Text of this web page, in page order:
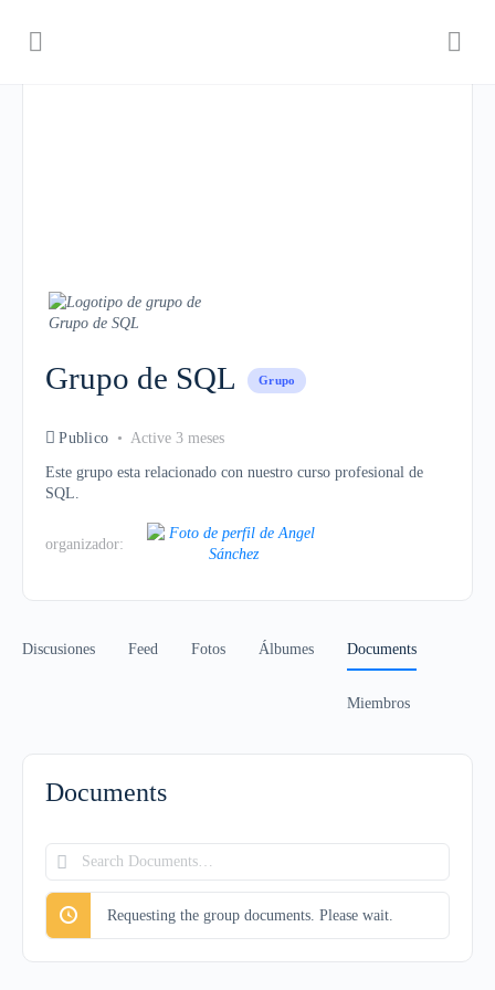
Grupo de SQL Grupo
Publico Active 3 meses
Este grupo esta relacionado con nuestro curso profesional de
SQL.
organizador:
Discusiones Feed Fotos Álbumes Documents
Miembros
Documents
Search
Documents…
Requesting the group documents. Please wait.